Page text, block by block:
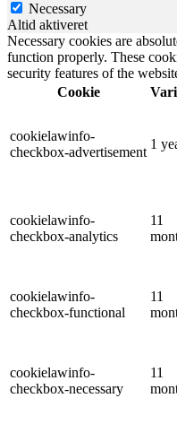
Necessary
Altid aktiveret
Necessary cookies are
function properly. These
security features of the
Cookie
cookielawinfo-
checkbox-advertisement
1
cookielawinfo-
checkbox-analytics
11
cookielawinfo-
checkbox-functional
11
cookielawinfo-
checkbox-necessary
11